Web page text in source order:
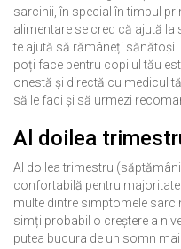
sarcinii, în special în timpul
alimentare se cred că ajută
te ajută să rămâneți sănătoși.
poți face pentru copilul tău
onestă și directă cu medicul
să le faci și să urmezi
Al doilea
Al doilea trimestru
confortabilă pentru
multe dintre simptomele
simți probabil o creștere a
putea bucura de un somn mai